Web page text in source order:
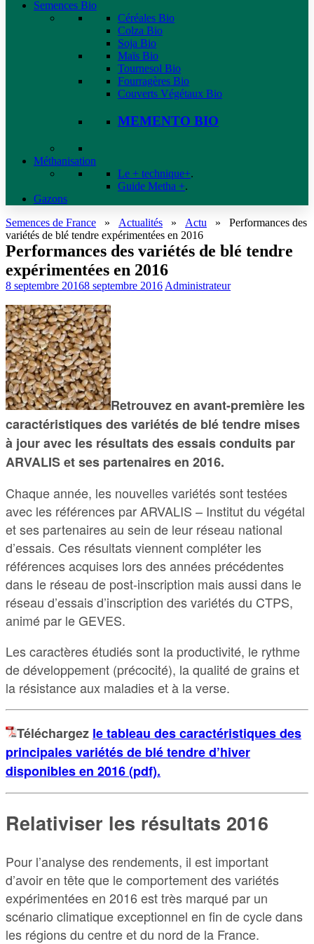
Semences Bio
Céréales Bio
Colza Bio
Soja Bio
Maïs Bio
Tournesol Bio
Fourragères Bio
Couverts Végétaux Bio
MEMENTO BIO
Méthanisation
Le + technique+.
Guide Metha +.
Gazons
Semences de France » Actualités » Actu » Performances des
variétés de blé tendre expérimentées en 2016
Performances des variétés de blé tendre
expérimentées en 2016
8 septembre 20168 septembre 2016 Administrateur
Retrouvez en avant-première les
caractéristiques des variétés de blé tendre mises
à jour avec les résultats des essais conduits par
ARVALIS et ses partenaires en 2016.
Chaque année, les nouvelles variétés sont testées
avec les références par ARVALIS – Institut du végétal
et ses partenaires au sein de leur réseau national
d’essais. Ces résultats viennent compléter les
références acquises lors des années précédentes
dans le réseau de post-inscription mais aussi dans le
réseau d’essais d’inscription des variétés du CTPS,
animé par le GEVES.
Les caractères étudiés sont la productivité, le rythme
de développement (précocité), la qualité de grains et
la résistance aux maladies et à la verse.
Téléchargez le tableau des caractéristiques des
principales variétés de blé tendre d’hiver
disponibles en 2016 (pdf).
Relativiser les résultats 2016
Pour l’analyse des rendements, il est important
d’avoir en tête que le comportement des variétés
expérimentées en 2016 est très marqué par un
scénario climatique exceptionnel en fin de cycle dans
les régions du centre et du nord de la France.